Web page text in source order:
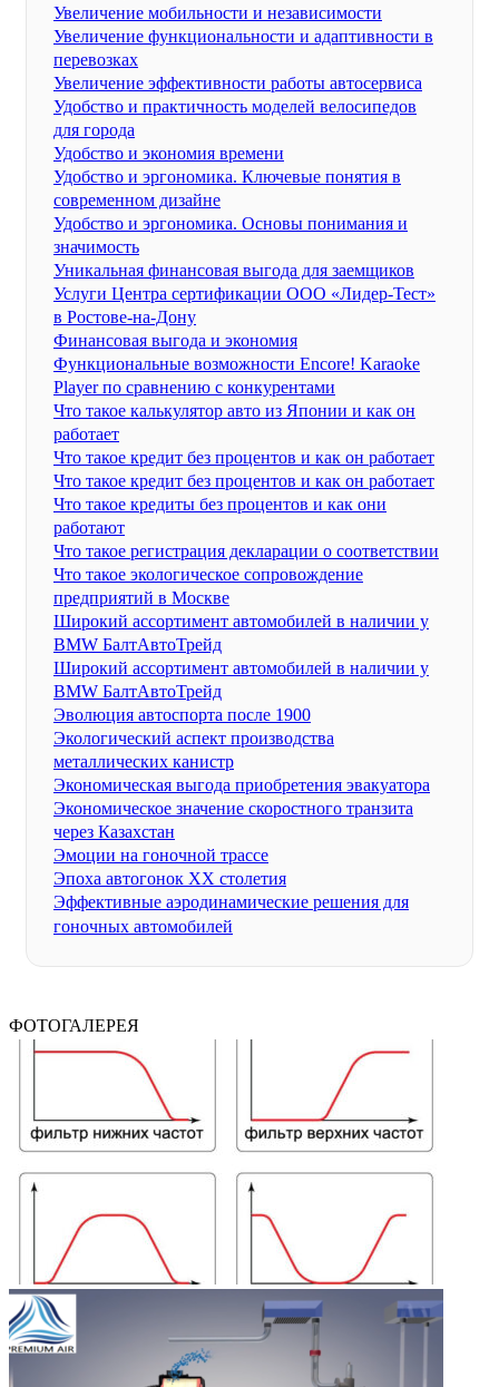
Увеличение мобильности и независимости
Увеличение функциональности и адаптивности в
перевозках
Увеличение эффективности работы автосервиса
Удобство и практичность моделей велосипедов
для города
Удобство и экономия времени
Удобство и эргономика. Ключевые понятия в
современном дизайне
Удобство и эргономика. Основы понимания и
значимость
Уникальная финансовая выгода для заемщиков
Услуги Центра сертификации ООО «Лидер-Тест»
в Ростове-на-Дону
Финансовая выгода и экономия
Функциональные возможности Encore! Karaoke
Player по сравнению с конкурентами
Что такое калькулятор авто из Японии и как он
работает
Что такое кредит без процентов и как он работает
Что такое кредит без процентов и как он работает
Что такое кредиты без процентов и как они
работают
Что такое регистрация декларации о соответствии
Что такое экологическое сопровождение
предприятий в Москве
Широкий ассортимент автомобилей в наличии у
BMW БалтАвтоТрейд
Широкий ассортимент автомобилей в наличии у
BMW БалтАвтоТрейд
Эволюция автоспорта после 1900
Экологический аспект производства
металлических канистр
Экономическая выгода приобретения эвакуатора
Экономическое значение скоростного транзита
через Казахстан
Эмоции на гоночной трассе
Эпоха автогонок XX столетия
Эффективные аэродинамические решения для
гоночных автомобилей
ФОТОГАЛЕРЕЯ